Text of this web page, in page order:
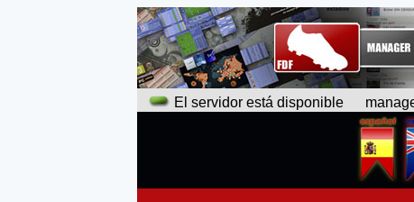
El servidor está disponible